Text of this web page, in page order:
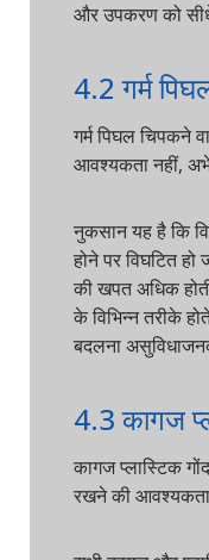
और उपकरण को सीधे
4.2 गर्म पिघल
गर्म पिघल चिपकने
आवश्यकता नहीं,
नुकसान यह है कि
होने पर विघटित हो
की खपत अधिक होती
के विभिन्न तरीके
बदलना असुविधाजनक
4.3 कागज
कागज प्लास्टिक गोंद
रखने की आवश्यकता